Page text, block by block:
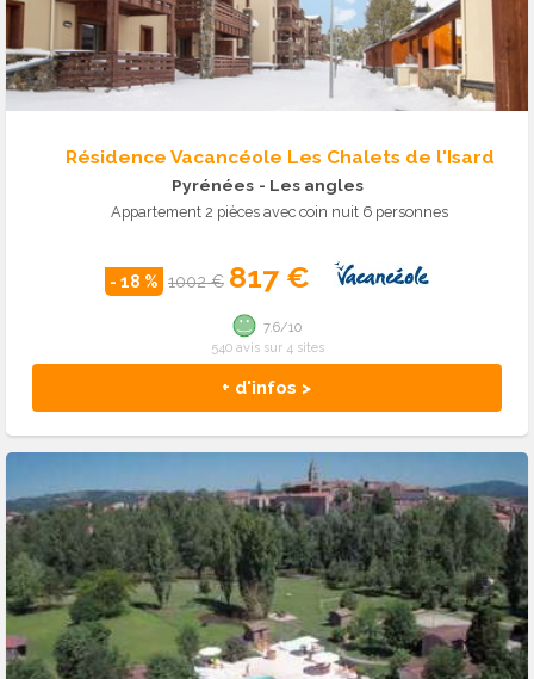
Résidence Vacancéole Les Chalets de l'Isard
Pyrénées - Les angles
Appartement 2 pièces avec coin nuit 6 personnes
- 18 % 1002 € 817 €
+ d'infos >
7.6/10
540 avis sur 4 sites